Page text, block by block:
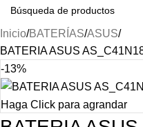
Inicio BATERÍAS ASUS
BATERIA ASUS
-13%
Haga Click para agrandar